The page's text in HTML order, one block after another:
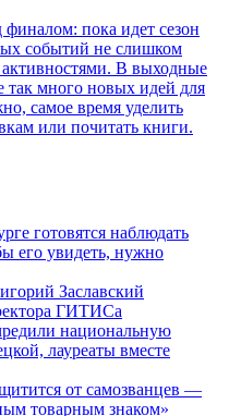
пока идет сезон
событий не слишком
В выходные
так много новых идей для
самое время уделить
или почитать книги.
готовятся наблюдать
его увидеть, нужно
Заславский
ГИТИСа
национальную
лауреаты вместе
от самозванцев —
товарным знаком»